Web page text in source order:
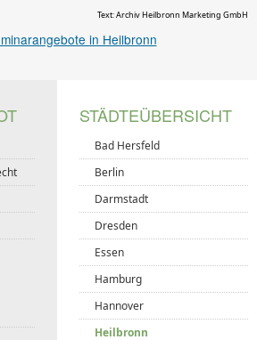
Text: Archiv Heilbronn Marketing GmbH
in Heilbronn
STÄDTEÜBERSICHT
Bad Hersfeld
Berlin
Darmstadt
Dresden
Essen
Hamburg
Hannover
Heilbronn